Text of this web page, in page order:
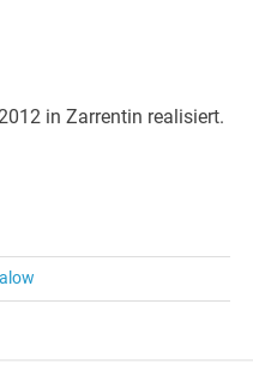
in Zarrentin realisiert.